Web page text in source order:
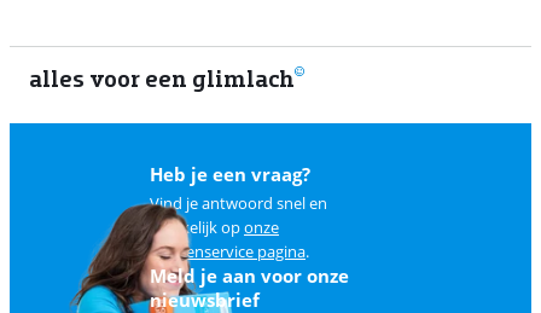
alles voor een glimlach
Heb je een vraag?
Vind je antwoord snel en
makkelijk oponze
klantenservice pagina.
Meld je aan voor onze
nieuwsbrief